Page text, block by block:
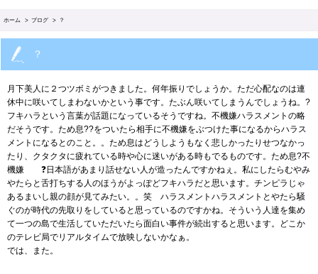
ホーム > ブログ > ？
？
月下美人に２つツボミがつきました。何年振りでしょうか。ただ心配なのは連
休中に咲いてしまわないかという事です。たぶん咲いてしまうんでしょうね。?
フキハラという言葉が話題になっているそうですね。不機嫌ハラスメントの略
だそうです。ため息?‍?をついたら相手に不機嫌をぶつけた事になるからハラス
メントになるとのこと。。ため息はどうしようもなく悲しかったりせつなかっ
たり、クタクタに疲れている時や心に迷いがある時もでるものです。ため息?不
機嫌 ❓日本語があまり話せない人が造ったんですかねぇ。私にしたらむやみ
やたらと舌打ちする人のほうがよっぽどフキハラだと思います。チンピラじゃ
あるまいし親の顔が見てみたい。。笑 ハラスメントハラスメントとやたら騒
ぐのが時代の先取りをしていると思っているのですかね。そういう人達を集め
て一つの島で生活していただいたら面白い事件が続出すると思います。どこか
のテレビ局でリアルタイムで放映しないかなぁ。
では、また。